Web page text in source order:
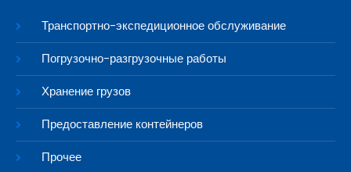
Транспортно-экспедиционное обслуживание
Погрузочно-разгрузочные работы
Хранение грузов
Предоставление контейнеров
Прочее